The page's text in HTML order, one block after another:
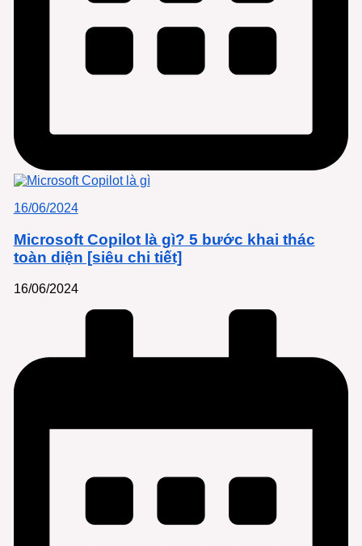
16/06/2024
Microsoft Copilot là gì? 5 bước khai thác
toàn diện [siêu chi tiết]
16/06/2024